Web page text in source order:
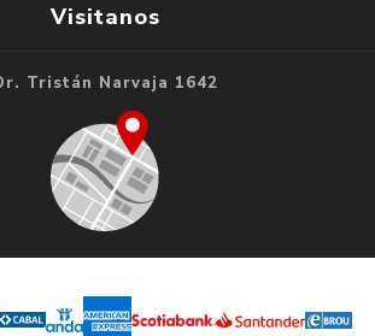
Visitanos
Tristán Narvaja 1642